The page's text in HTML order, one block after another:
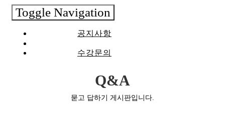
Toggle Navigation
공지사항
수강문의
Q&A
묻고 답하기 게시판입니다.